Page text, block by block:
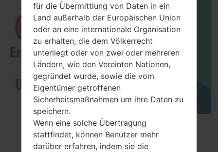
How to Enable Developer Options & USB
Debugging on LG ?
für die Übermittlung von Daten in ein
Land außerhalb der Europäischen Union
oder an eine internationale Organisation
zu erhalten, die dem Völkerrecht
unterliegt oder von zwei oder mehreren
Ländern, wie den Vereinten Nationen,
gegründet wurde, sowie die vom
Eigentümer getroffenen
Sicherheitsmaßnahmen um ihre Daten zu
speichern.
Wenn eine solche Übertragung
stattfindet, können Benutzer mehr
darüber erfahren, indem sie die